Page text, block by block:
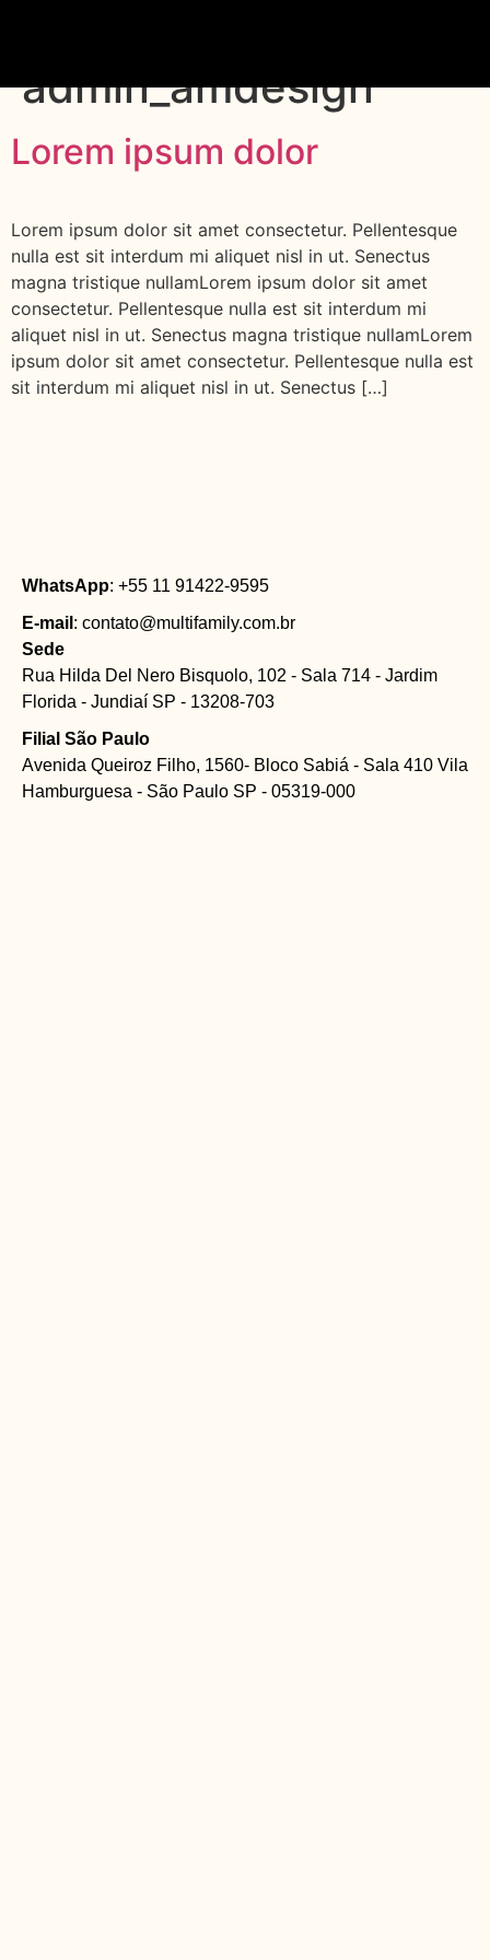
admin_amdesign
Lorem ipsum dolor
Lorem ipsum dolor sit amet consectetur. Pellentesque
nulla est sit interdum mi aliquet nisl in ut. Senectus
magna tristique nullamLorem ipsum dolor sit amet
consectetur. Pellentesque nulla est sit interdum mi
aliquet nisl in ut. Senectus magna tristique nullamLorem
ipsum dolor sit amet consectetur. Pellentesque nulla est
sit interdum mi aliquet nisl in ut. Senectus […]
WhatsApp: +55 11 91422-9595
E-mail : contato@multifamily.com.br
Sede
Rua Hilda Del Nero Bisquolo, 102 - Sala 714 - Jardim
Florida - Jundiaí SP - 13208-703
Filial São Paulo
Avenida Queiroz Filho, 1560- Bloco Sabiá - Sala 410 Vila
Hamburguesa - São Paulo SP - 05319-000